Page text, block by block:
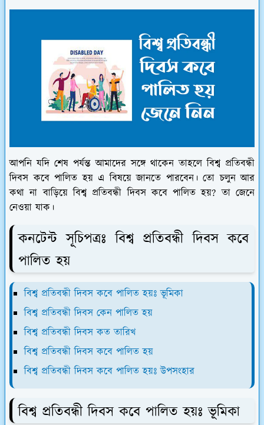
আপনি যদি শেষ পর্যন্ত আমাদের সঙ্গে থাকেন তাহলে বিশ্ব প্রতিবন্ধী
দিবস কবে পালিত হয় এ বিষয়ে জানতে পারবেন। তো চলুন আর
কথা না বাড়িয়ে বিশ্ব প্রতিবন্ধী দিবস কবে পালিত হয়? তা জেনে
নেওয়া যাক।
কনটেন্ট সূচিপত্রঃ বিশ্ব প্রতিবন্ধী দিবস কবে
পালিত হয়
বিশ্ব প্রতিবন্ধী দিবস কবে পালিত হয়ঃ ভূমিকা
বিশ্ব প্রতিবন্ধী দিবস কেন পালিত হয়
বিশ্ব প্রতিবন্ধী দিবস কত তারিখ
বিশ্ব প্রতিবন্ধী দিবস কবে পালিত হয়
বিশ্ব প্রতিবন্ধী দিবস কবে পালিত হয়ঃ উপসংহার
বিশ্ব প্রতিবন্ধী দিবস কবে পালিত হয়ঃ ভূমিকা